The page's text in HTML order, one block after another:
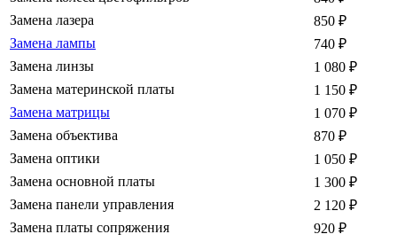
Замена лазера
850 ₽
Замена лампы
740 ₽
Замена линзы
1 080 ₽
Замена материнской платы
1 150 ₽
Замена матрицы
1 070 ₽
Замена объектива
870 ₽
Замена оптики
1 050 ₽
Замена основной платы
1 300 ₽
Замена панели управления
2 120 ₽
Замена платы сопряжения
920 ₽